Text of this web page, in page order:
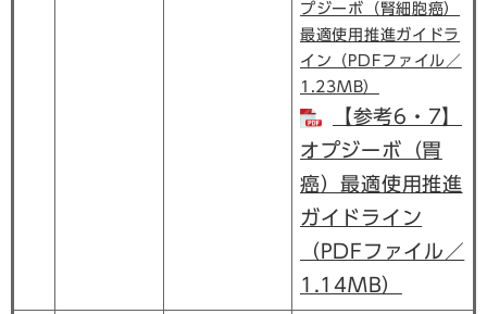
プジーボ（腎細胞癌）
最適使用推進ガイドラ
イン（PDFファイル／
1.23MB）
【参考6・7】
オプジーボ（胃
癌）最適使用推進
ガイドライン
（PDFファイル／
1.14MB）